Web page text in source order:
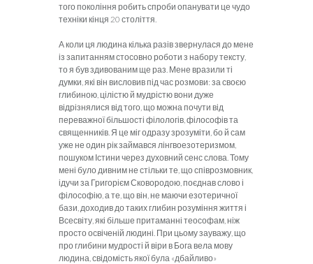
того покоління робить спроби опанувати це чудо
техніки кінця 20 століття.
А коли ця людина кілька разів звернулася до мене
із запитанням стосовно роботи з набору тексту,
то я був здивованим ще раз. Мене вразили ті
думки, які він висловив під час розмови: за своєю
глибиною, цілістю й мудрістю вони дуже
відрізнялися від того, що можна почути від
переважної більшості філологів, філософів та
священників. Я це міг одразу зрозуміти, бо й сам
уже не один рік займався лінгвоезотеризмом,
пошуком Істини через духовний сенс слова. Тому
мені було дивним не стільки те, що співрозмовник,
ідучи за Григорієм Сковородою, поєднав слово і
філософію, а те, що він, не маючи езотеричної
бази, доходив до таких глибин розуміння життя і
Всесвіту, які більше притаманні теософам, ніж
просто освіченій людині. При цьому зауважу, що
про глибини мудрості й віри в Бога вела мову
людина, свідомість якої була «дбайливо»